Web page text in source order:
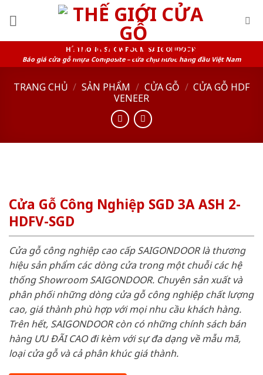
HỆ THỐNG SHOWROOM SAIGONDOOR
Báo giá cửa gỗ nhựa Composite – cửa chịu nước hàng đầu Việt Nam
TRANG CHỦ / SẢN PHẨM / CỬA GỖ / CỬA GỖ HDF
VENEER
Cửa Gỗ Công Nghiệp SGD 3A ASH 2-
HDFV-SGD
Cửa gỗ công nghiệp cao cấp SAIGONDOOR là thương
hiệu sản phẩm các dòng cửa trong một chuỗi các hệ
thống Showroom SAIGONDOOR. Chuyên sản xuất và
phân phối những dòng cửa gỗ công nghiệp chất lượng
cao, giá thành phù hợp với mọi nhu cầu khách hàng.
Trên hết, SAIGONDOOR còn có những chính sách bán
hàng ƯU ĐÃI CAO đi kèm với sự đa dạng về mẫu mã,
loại cửa gỗ và cả phân khúc giá thành.